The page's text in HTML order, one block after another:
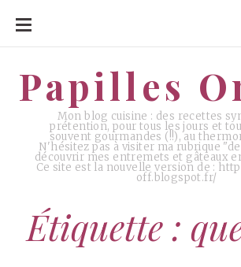
ALLER
CONTENU
Papilles
Mon blog cuisine : des recettes
prétention, pour tous les jours et
souvent gourmandes (!!), au
N'hésitez pas à visiter ma rubrique
découvrir mes entremets et gâteaux
Ce site est la nouvelle version de :
off.blogspot.fr/
Papilles
Étiquette :